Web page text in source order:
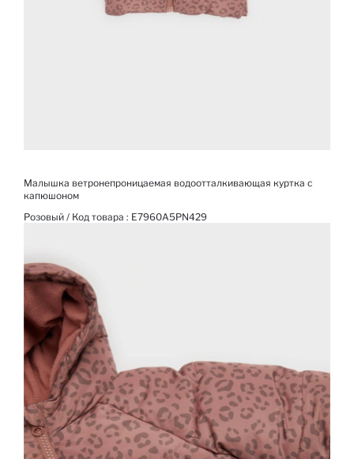
Малышка ветронепроницаемая водоотталкивающая куртка с
капюшоном
Розовый / Код товара : E7960A5PN429